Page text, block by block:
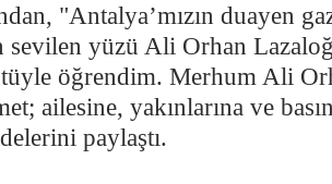
"Antalya’mızın duayen
sevilen yüzü Ali Orhan
öğrendim. Merhum Ali
ailesine, yakınlarına ve
paylaştı.